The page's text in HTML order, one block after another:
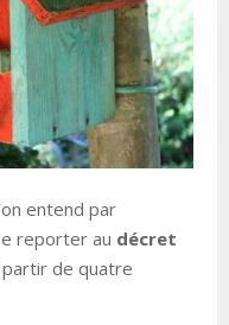
entend par
reporter au décret
de quatre